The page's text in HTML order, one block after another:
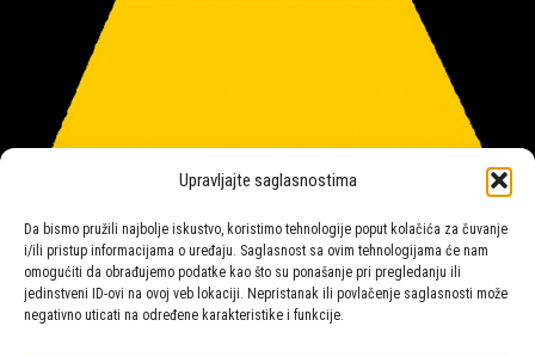
Upravljajte saglasnostima
Da bismo pružili najbolje iskustvo, koristimo tehnologije poput kolačića za čuvanje
i/ili pristup informacijama o uređaju. Saglasnost sa ovim tehnologijama će nam
omogućiti da obrađujemo podatke kao što su ponašanje pri pregledanju ili
jedinstveni ID-ovi na ovoj veb lokaciji. Nepristanak ili povlačenje saglasnosti može
negativno uticati na određene karakteristike i funkcije.